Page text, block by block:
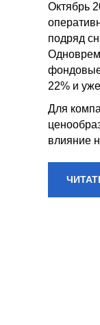
Октябрь
подряд
22% и
Для
влияние